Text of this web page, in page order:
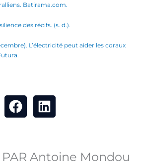
Batirama.com.
des récifs. (s. d.).
L’électricité peut aider les coraux
PAR Antoine Mondou